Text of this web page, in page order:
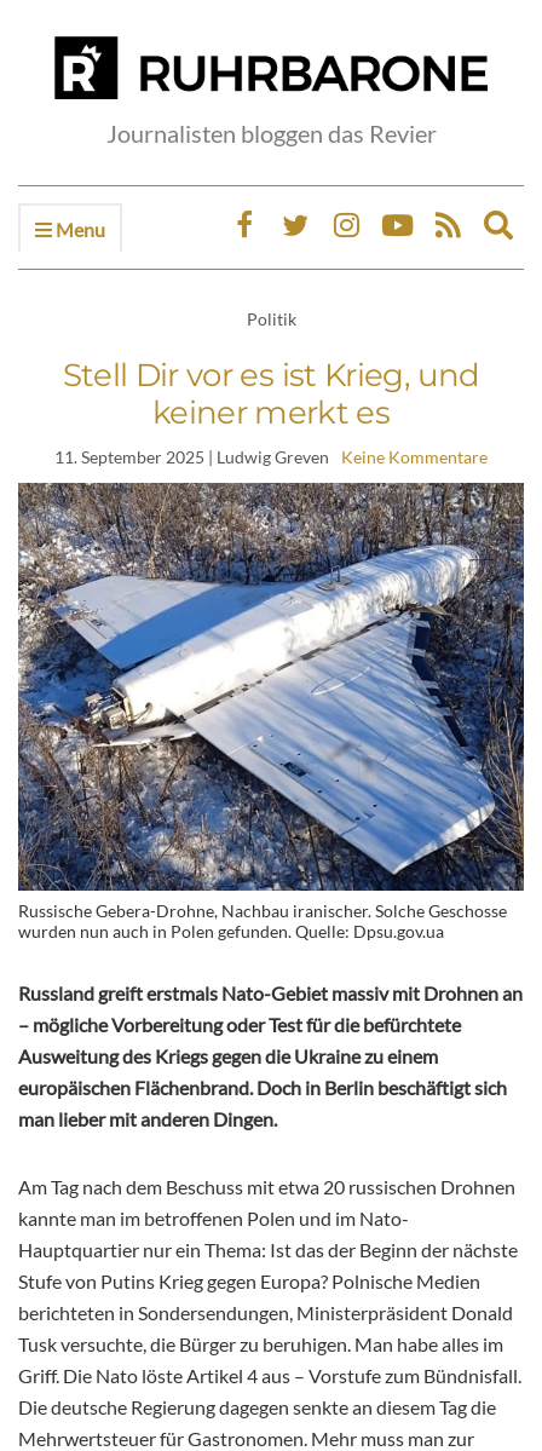
Journalisten bloggen das Revier
Menu
Politik
Stell Dir vor es ist Krieg, und
keiner merkt es
11. September 2025 | Ludwig Greven Keine Kommentare
Russische Gebera-Drohne, Nachbau iranischer. Solche Geschosse
wurden nun auch in Polen gefunden. Quelle: Dpsu.gov.ua
Russland greift erstmals Nato-Gebiet massiv mit Drohnen an
– mögliche Vorbereitung oder Test für die befürchtete
Ausweitung des Kriegs gegen die Ukraine zu einem
europäischen Flächenbrand. Doch in Berlin beschäftigt sich
man lieber mit anderen Dingen.
Am Tag nach dem Beschuss mit etwa 20 russischen Drohnen
kannte man im betroffenen Polen und im Nato-
Hauptquartier nur ein Thema: Ist das der Beginn der nächste
Stufe von Putins Krieg gegen Europa? Polnische Medien
berichteten in Sondersendungen, Ministerpräsident Donald
Tusk versuchte, die Bürger zu beruhigen. Man habe alles im
Griff. Die Nato löste Artikel 4 aus – Vorstufe zum Bündnisfall.
Die deutsche Regierung dagegen senkte an diesem Tag die
Mehrwertsteuer für Gastronomen. Mehr muss man zur